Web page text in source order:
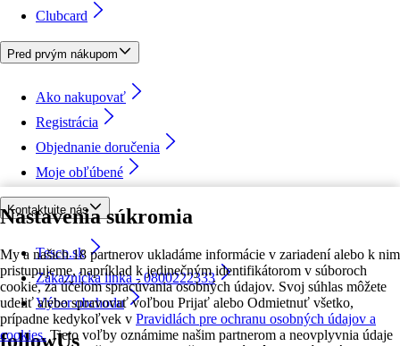
Nastavenia súkromia
My a našich 18 partnerov ukladáme informácie v zariadení alebo k nim
pristupujeme, napríklad k jedinečným identifikátorom v súboroch
cookie, za účelom spracúvania osobných údajov. Svoj súhlas môžete
udeliť alebo spravovať voľbou Prijať alebo Odmietnuť všetko,
prípadne kedykoľvek v Pravidlách pre ochranu osobných údajov a
cookies. Tieto voľby oznámime našim partnerom a neovplyvnia údaje
Clubcard
Pred prvým nákupom
Ako nakupovať
Registrácia
Objednanie doručenia
Moje obľúbené
Kontaktujte nás
Tesco.sk
Zákaznícka linka - 0800222333
Výber obchodu
followUs